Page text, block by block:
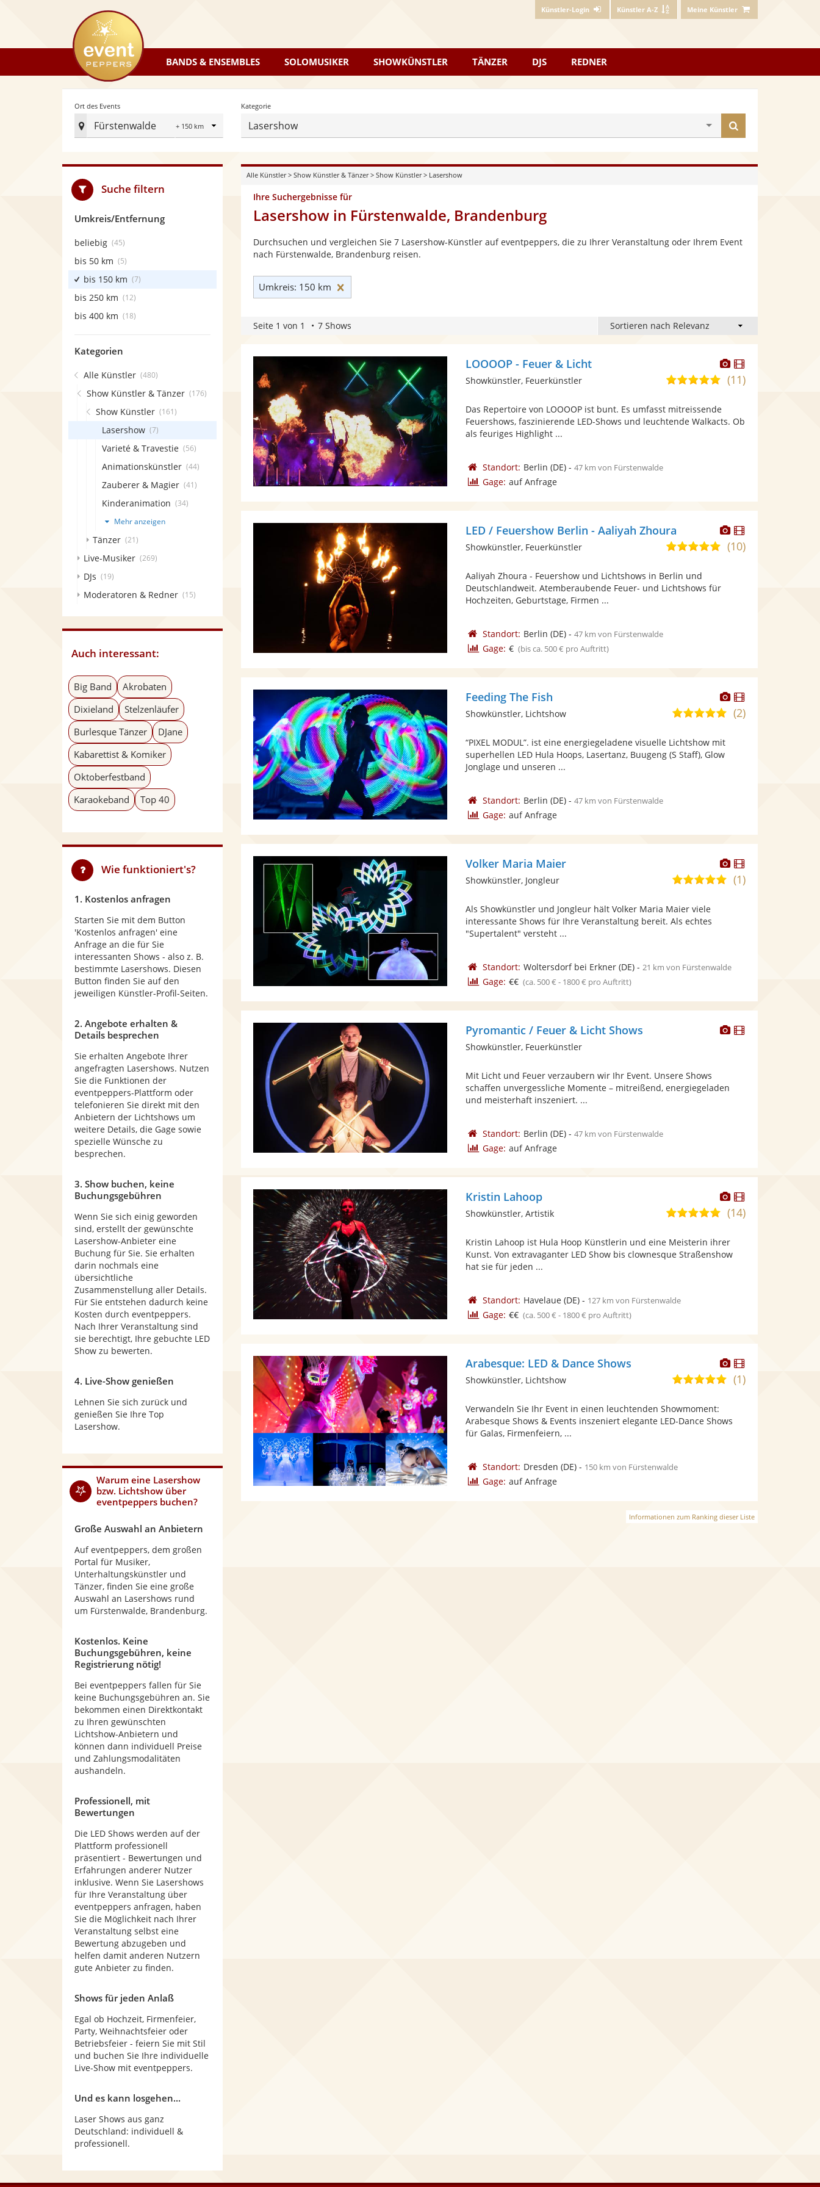
Künstler-Login Künstler A-Z Meine Künstler
eventpeppers
BANDS & ENSEMBLES SOLOMUSIKER SHOWKÜNSTLER TÄNZER DJS REDNER
Ort des Events
Fürstenwalde
Radius
Ort
Events
festlegen
Kategorie
Lasershow
finden
Alle Künstler> Show Künstler & Tänzer> Show Künstler> Lasershow
Ihre Suchergebnisse für
Lasershow in Fürstenwalde, Brandenburg
Durchsuchen und vergleichen Sie 7 Lasershow-Künstler auf eventpeppers, die zu Ihrer Veranstaltung oder Ihrem Event
nach Fürstenwalde, Brandenburg reisen.
Umkreis: 150 km
Seite 1 von 1 7 Shows
Dieser
Künstler
stellt
bereit.
Dieser
Künstler
LOOOOP - Feuer & Licht
4,9
5
Sternen
(11)
Showkünstler, Feuerkünstler
Das Repertoire von LOOOOP ist bunt. Es umfasst mitreissende
Feuershows, faszinierende LED-Shows und leuchtende Walkacts. Ob
als feuriges Highlight ...
Standort: Berlin (DE)- 47 km von Fürstenwalde
Gage: auf Anfrage
Dieser
Künstler
stellt
Dieser
Künstler
LED / Feuershow Berlin - Aaliyah Zhoura
5,0(10)
Showkünstler, Feuerkünstler
Aaliyah Zhoura - Feuershow und Lichtshows in Berlin und
Deutschlandweit. Atemberaubende Feuer- und Lichtshows für
Hochzeiten, Geburtstage, Firmen ...
Standort: Berlin (DE)- 47 km von Fürstenwalde
Gage: € (bis ca. 500 € pro Auftritt)
Dieser
Künstler
stellt
Dieser
Künstler
Feeding The Fish
5,0(2)
Showkünstler, Lichtshow
“PIXEL MODUL”. ist eine energiegeladene visuelle Lichtshow mit
superhellen LED Hula Hoops, Lasertanz, Buugeng (S Staff), Glow
Jonglage und unseren ...
Standort: Berlin (DE)- 47 km von Fürstenwalde
Gage: auf Anfrage
Dieser
Künstler
stellt
Dieser
Künstler
Volker Maria Maier
5,0(1)
Showkünstler, Jongleur
Als Showkünstler und Jongleur hält Volker Maria Maier viele
interessante Shows für Ihre Veranstaltung bereit. Als echtes
"Supertalent" versteht ...
Standort: Woltersdorf bei Erkner(DE)- 21 km von Fürstenwalde
Gage: €€ (ca. 500 € - 1800 € pro Auftritt)
DieserDieser
Pyromantic / Feuer & Licht Shows
Showkünstler, Feuerkünstler
Mit Licht und Feuer verzaubern wir Ihr Event. Unsere Shows
schaffen unvergessliche Momente – mitreißend, energiegeladen
und meisterhaft inszeniert. ...
Standort: Berlin (DE)- 47 km von Fürstenwalde
Gage: auf Anfrage
Dieser
Künstler
stellt
Dieser
Künstler
Kristin Lahoop
4,9
5
Sternen
(14)
Showkünstler, Artistik
Kristin Lahoop ist Hula Hoop Künstlerin und eine Meisterin ihrer
Kunst. Von extravaganter LED Show bis clownesque Straßenshow
hat sie für jeden ...
Standort: Havelaue(DE)- 127 km von Fürstenwalde
Gage: €€ (ca. 500 € - 1800 € pro Auftritt)
Dieser
Künstler
stellt
Dieser
Künstler
Arabesque: LED & Dance Shows
4,8
Sternen
(1)
Showkünstler, Lichtshow
Verwandeln Sie Ihr Event in einen leuchtenden Showmoment:
Arabesque Shows & Events inszeniert elegante LED-Dance Shows
für Galas, Firmenfeiern, ...
Standort: Dresden (DE)- 150 km von Fürstenwalde
Gage: auf Anfrage
Informationen zum Ranking dieser Liste
Suche filtern
Umkreis/Entfernung
beliebig (45)
bis 50 km (5)
bis 150 km (7)
bis 250 km (12)
bis 400 km (18)
Kategorien
Alle Künstler (480)
Show Künstler & Tänzer (176)
Show Künstler (161)
Lasershow (7)
Varieté & Travestie (56)
Animationskünstler (44)
Zauberer & Magier (41)
Kinderanimation (34)
Mehr anzeigen
Tänzer (21)
Live-Musiker (269)
DJs (19)
Moderatoren & Redner (15)
Auch interessant:
Big Band
Akrobaten
Dixieland
Stelzenläufer
Burlesque Tänzer
DJane
Kabarettist & Komiker
Oktoberfestband
Karaokeband
Top 40
Wie funktioniert's?
1. Kostenlos anfragen
Starten Sie mit dem Button
'Kostenlos anfragen' eine
Anfrage an die für Sie
interessanten Shows - also z. B.
bestimmte Lasershows. Diesen
Button finden Sie auf den
jeweiligen Künstler-Profil-Seiten.
2. Angebote erhalten &
Details besprechen
Sie erhalten Angebote Ihrer
angefragten Lasershows. Nutzen
Sie die Funktionen der
eventpeppers-Plattform oder
telefonieren Sie direkt mit den
Anbietern der Lichtshows um
weitere Details, die Gage sowie
spezielle Wünsche zu
besprechen.
3. Show buchen, keine
Buchungsgebühren
Wenn Sie sich einig geworden
sind, erstellt der gewünschte
Lasershow-Anbieter eine
Buchung für Sie. Sie erhalten
darin nochmals eine
übersichtliche
Zusammenstellung aller Details.
Für Sie entstehen dadurch keine
Kosten durch eventpeppers.
Nach Ihrer Veranstaltung sind
sie berechtigt, Ihre gebuchte LED
Show zu bewerten.
4. Live-Show genießen
Lehnen Sie sich zurück und
genießen Sie Ihre Top
Lasershow.
Warum eine Lasershow
bzw. Lichtshow über
eventpeppers buchen?
Große Auswahl an Anbietern
Auf eventpeppers, dem großen
Portal für Musiker,
Unterhaltungskünstler und
Tänzer, finden Sie eine große
Auswahl an Lasershows rund
um Fürstenwalde, Brandenburg.
Kostenlos. Keine
Buchungsgebühren, keine
Registrierung nötig!
Bei eventpeppers fallen für Sie
keine Buchungsgebühren an. Sie
bekommen einen Direktkontakt
zu Ihren gewünschten
Lichtshow-Anbietern und
können dann individuell Preise
und Zahlungsmodalitäten
aushandeln.
Professionell, mit
Bewertungen
Die LED Shows werden auf der
Plattform professionell
präsentiert - Bewertungen und
Erfahrungen anderer Nutzer
inklusive. Wenn Sie Lasershows
für Ihre Veranstaltung über
eventpeppers anfragen, haben
Sie die Möglichkeit nach Ihrer
Veranstaltung selbst eine
Bewertung abzugeben und
helfen damit anderen Nutzern
gute Anbieter zu finden.
Shows für jeden Anlaß
Egal ob Hochzeit, Firmenfeier,
Party, Weihnachtsfeier oder
Betriebsfeier - feiern Sie mit Stil
und buchen Sie Ihre individuelle
Live-Show mit eventpeppers.
Und es kann losgehen...
Laser Shows aus ganz
Deutschland: individuell &
professionell.